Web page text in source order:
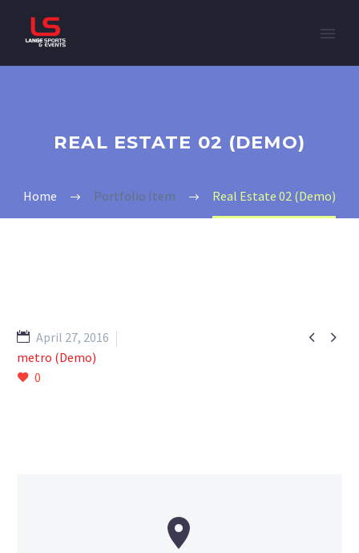
REAL ESTATE 02 (DEMO)
Home Portfolio Item Real Estate 02 (Demo)
 
April 27, 2016
metro (Demo)
0

